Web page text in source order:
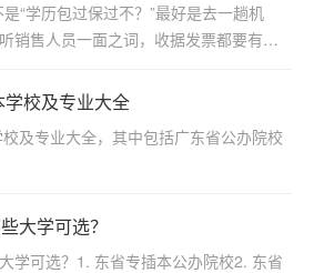
“学历包过保过不？”最好是去一趟机
销售人员一面之词，收据发票都要有。
校及专业大全
及专业大全，其中包括广东省公办院校
大学可选？
学可选？1. 东省专插本公办院校2. 东省